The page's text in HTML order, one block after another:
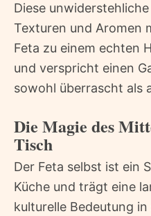
Diese
Texturen und Aromen
Feta zu einem echten
und verspricht einen
sowohl überrascht als
Die Magie des
Tisch
Der Feta selbst ist ein
Küche und trägt eine
kulturelle Bedeutung